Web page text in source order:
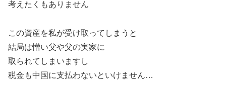
考えたくもありません
この資産を私が受け取ってしまうと
結局は憎い父や父の実家に
取られてしまいますし
税金も中国に支払わないといけません…